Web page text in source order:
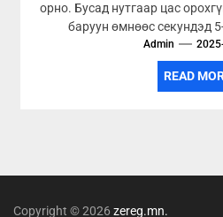
орно. Бусад нутгаар цас
баруун өмнөөс секундэд
Admin
READ
Copyright © 2026 zereg.mn.